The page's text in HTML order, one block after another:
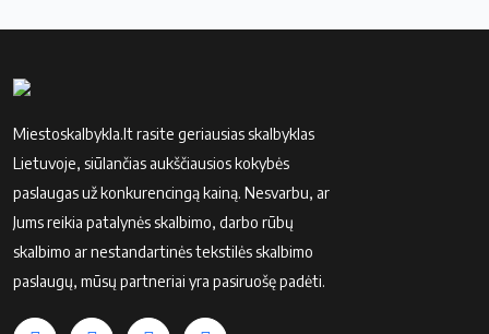
Miestoskalbykla.lt rasite geriausias skalbyklas
Lietuvoje, siūlančias aukščiausios kokybės
paslaugas už konkurencingą kainą. Nesvarbu, ar
Jums reikia patalynės skalbimo, darbo rūbų
skalbimo ar nestandartinės tekstilės skalbimo
paslaugų, mūsų partneriai yra pasiruošę padėti.